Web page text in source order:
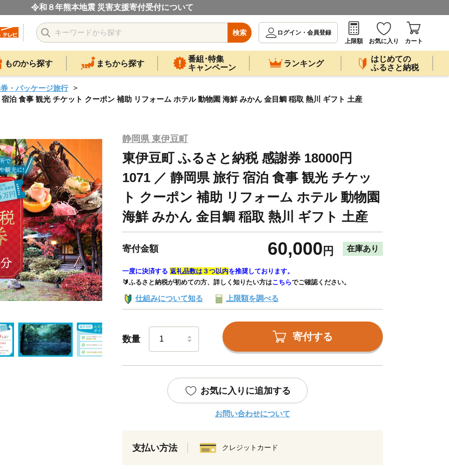
令和８年熊本地震 災害支援寄付受付について
検索
ログイン・会員登録
上限額
お気に入り カート
ものから探す まちから探す
番組･特集
キャンペーン
ランキング
はじめての
ふるさと納税
・パッケージ旅行
泊 食事 観光 チケット クーポン 補助 リフォーム ホテル 動物園 海鮮 みかん 金目鯛 稲取 熱川 ギフト 土産
静岡県 東伊豆町
東伊豆町 ふるさと納税 感謝券 18000円
1071 ／ 静岡県 旅行 宿泊 食事 観光 チケッ
ト クーポン 補助 リフォーム ホテル 動物園
海鮮 みかん 金目鯛 稲取 熱川 ギフト 土産
寄付金額 60,000 円 在庫あり
一度に決済する 返礼品数は３つ以内を推奨しております。
🔰ふるさと納税が初めての方、詳しく知りたい方はこちらでご確認ください。
仕組みについて知る 上限額を調べる
数量 寄付する
お気に入りに追加する
お問い合わせについて
支払い方法 クレジットカード